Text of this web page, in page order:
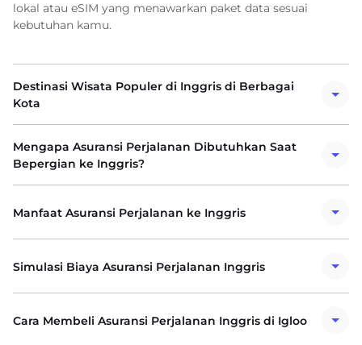
lokal atau eSIM yang menawarkan paket data sesuai
kebutuhan kamu.
Destinasi Wisata Populer di Inggris di Berbagai
Kota
Mengapa Asuransi Perjalanan Dibutuhkan Saat
Bepergian ke Inggris?
Manfaat Asuransi Perjalanan ke Inggris
Simulasi Biaya Asuransi Perjalanan Inggris
Cara Membeli Asuransi Perjalanan Inggris di Igloo